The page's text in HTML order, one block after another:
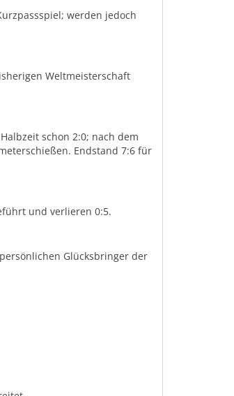
werden jedoch
Weltmeisterschaft
schon 2:0; nach dem
Endstand 7:6 für
und verlieren 0:5.
Glücksbringer der